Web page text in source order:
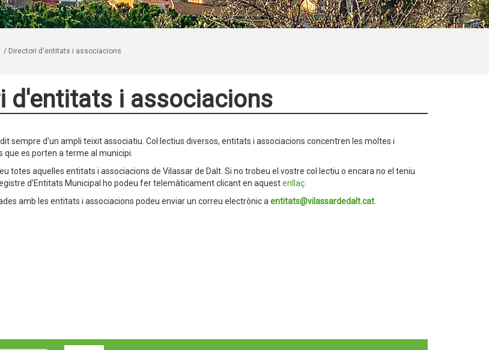
/ Directori d'entitats i associacions
d'entitats i associacions
sempre d'un ampli teixit associatiu. Col·lectius diversos, entitats i associacions concentren les moltes i
es porten a terme al municipi.
totes aquelles entitats i associacions de Vilassar de Dalt. Si no trobeu el vostre col·lectiu o encara no el teniu
d'Entitats Municipal ho podeu fer telemàticament clicant en aquestenllaç
amb les entitats i associacions podeu enviar un correu electrònic a entitats@vilassardedalt.cat